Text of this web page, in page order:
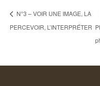
N°3 – VOIR UNE IMAGE, LA
PERCEVOIR, L’INTERPRÉTER